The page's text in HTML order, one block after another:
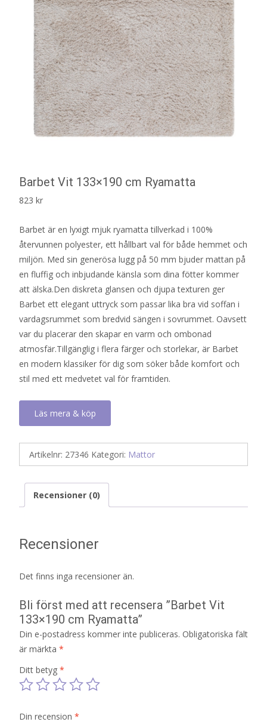
Barbet Vit 133×190 cm Ryamatta
823 kr
Barbet är en lyxigt mjuk ryamatta tillverkad i 100%
återvunnen polyester, ett hållbart val för både hemmet och
miljön. Med sin generösa lugg på 50 mm bjuder mattan på
en fluffig och inbjudande känsla som dina fötter kommer
att älska.Den diskreta glansen och djupa texturen ger
Barbet ett elegant uttryck som passar lika bra vid soffan i
vardagsrummet som bredvid sängen i sovrummet. Oavsett
var du placerar den skapar en varm och ombonad
atmosfär.Tillgänglig i flera färger och storlekar, är Barbet
en modern klassiker för dig som söker både komfort och
stil med ett medvetet val för framtiden.
Läs mera & köp
Artikelnr: 27346 Kategori: Mattor
Recensioner (0)
Recensioner
Det finns inga recensioner än.
Bli först med att recensera ”Barbet Vit
133×190 cm Ryamatta”
Din e-postadress kommer inte publiceras. Obligatoriska fält
är märkta *
Ditt betyg *
Din recension *